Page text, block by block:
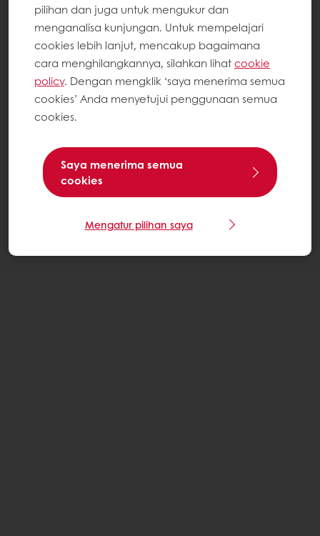
pilihan dan juga untuk mengukur dan
menganalisa kunjungan. Untuk mempelajari
cookies lebih lanjut, mencakup bagaimana
cara menghilangkannya, silahkan lihatcookie
policy. Dengan mengklik ‘saya menerima semua
cookies’ Anda menyetujui penggunaan semua
cookies.
Saya menerima semua
cookies
Mengatur pilihan saya